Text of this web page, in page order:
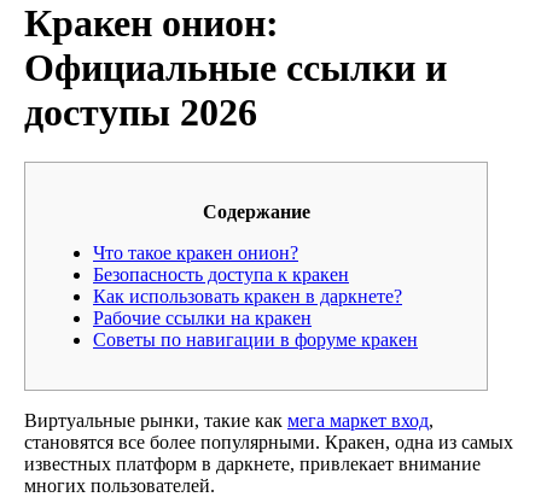
Кракен онион:
Официальные ссылки и
доступы 2026
Содержание
Что такое кракен онион?
Безопасность доступа к кракен
Как использовать кракен в даркнете?
Рабочие ссылки на кракен
Советы по навигации в форуме кракен
Виртуальные рынки, такие как мега маркет вход,
становятся все более популярными. Кракен, одна из самых
известных платформ в даркнете, привлекает внимание
многих пользователей.